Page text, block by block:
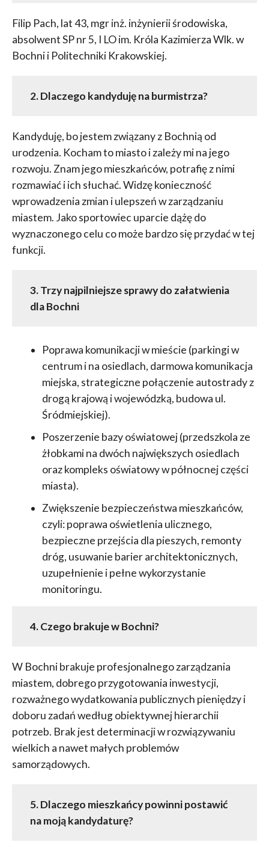
Filip Pach, lat 43, mgr inż. inżynierii środowiska,
absolwent SP nr 5, I LO im. Króla Kazimierza Wlk. w
Bochni i Politechniki Krakowskiej.
2. Dlaczego kandyduję na burmistrza?
Kandyduję, bo jestem związany z Bochnią od
urodzenia. Kocham to miasto i zależy mi na jego
rozwoju. Znam jego mieszkańców, potrafię z nimi
rozmawiać i ich słuchać. Widzę konieczność
wprowadzenia zmian i ulepszeń w zarządzaniu
miastem. Jako sportowiec uparcie dążę do
wyznaczonego celu co może bardzo się przydać w tej
funkcji.
3. Trzy najpilniejsze sprawy do załatwienia
dla Bochni
Poprawa komunikacji w mieście (parkingi w
centrum i na osiedlach, darmowa komunikacja
miejska, strategiczne połączenie autostrady z
drogą krajową i wojewódzką, budowa ul.
Śródmiejskiej).
Poszerzenie bazy oświatowej (przedszkola ze
żłobkami na dwóch największych osiedlach
oraz kompleks oświatowy w północnej części
miasta).
Zwiększenie bezpieczeństwa mieszkańców,
czyli: poprawa oświetlenia ulicznego,
bezpieczne przejścia dla pieszych, remonty
dróg, usuwanie barier architektonicznych,
uzupełnienie i pełne wykorzystanie
monitoringu.
4. Czego brakuje w Bochni?
W Bochni brakuje profesjonalnego zarządzania
miastem, dobrego przygotowania inwestycji,
rozważnego wydatkowania publicznych pieniędzy i
doboru zadań według obiektywnej hierarchii
potrzeb. Brak jest determinacji w rozwiązywaniu
wielkich a nawet małych problemów
samorządowych.
5. Dlaczego mieszkańcy powinni postawić
na moją kandydaturę?